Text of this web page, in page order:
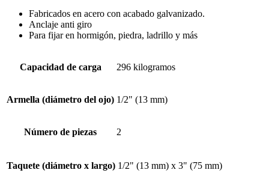
Fabricados en acero con acabado galvanizado.
Anclaje anti giro
Para fijar en hormigón, piedra, ladrillo y más
Capacidad de carga 296 kilogramos
Armella (diámetro del ojo) 1/2" (13 mm)
Número de piezas 2
Taquete (diámetro x largo) 1/2" (13 mm) x 3" (75 mm)